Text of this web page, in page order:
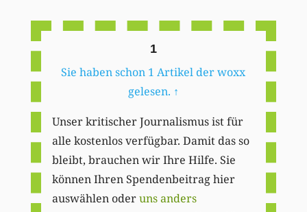
1
Sie haben schon 1 Artikel der woxx
gelesen. ↑
Unser kritischer Journalismus ist für
alle kostenlos verfügbar. Damit das so
bleibt, brauchen wir Ihre Hilfe. Sie
können Ihren Spendenbeitrag hier
auswählen oderuns anders